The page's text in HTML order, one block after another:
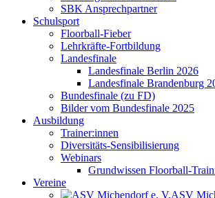
SBK Ansprechpartner
Schulsport
Floorball-Fieber
Lehrkräfte-Fortbildung
Landesfinale
Landesfinale Berlin 2026
Landesfinale Brandenburg
Bundesfinale (zu FD)
Bilder vom Bundesfinale 2025
Ausbildung
Trainer:innen
Diversitäts-Sensibilisierung
Webinars
Grundwissen Floorball-
Vereine
ASV